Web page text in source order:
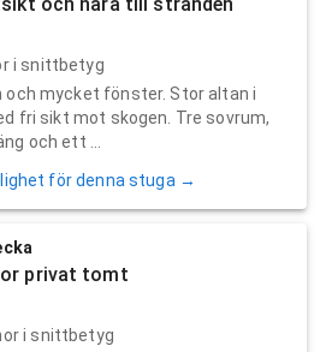
i snittbetyg
mycket fönster. Stor altan i
fri sikt mot skogen. Tre sovrum,
och ett ...
för denna stuga →
privat tomt
i snittbetyg